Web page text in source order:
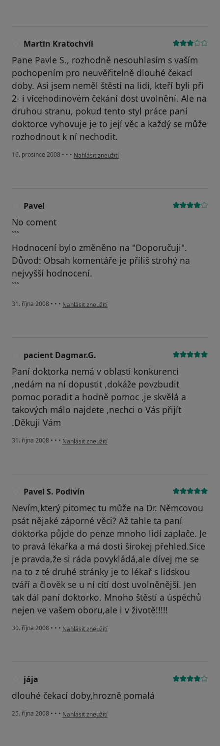
Martin Kratochvíl
Pane Pavle S., rozhodně nesouhlasím s vaším
pochopením pro neuvěřitelně dlouhé čekací
doby. Asi jsem neměl štěstí na lidi, kteří byli při
2- i vícehodinovém čekání dost uvolnění. Ale na
druhou stranu, pokud tento styl práce paní
doktorce vyhovuje je to její věc a každý se může
rozhodnout k ní nechodit.
16. prosince 2008 • • • podle názoru uživatele Martin Kratochvíl
Nahlásit zneužití
Pavel
No coment
```
Hodnocení bylo změněno na "Doporučuji".
Důvod: Obsah komentáře je příliš strohý na
nejvyšší hodnocení.
```
31. října 2008 • • • podle názoru uživatele Pavel
Nahlásit zneužití
pacient Dagmar.G.
Paní doktorka nemá v oblasti konkurenci
,nedám na ní dopustit ,dokáže povzbudit
pomoc poradit a hodně pomoc ,je skvělá a
takových málo najdete ,nechci o Vás přijít
.Děkuji Vám
31. října 2008 • • • podle názoru uživatele pacient Dagmar.G.
Nahlásit zneužití
Pavel S. Podivín
Nevím,který pitomec tu může na Dr. Němcovou
psát nějaké záporné věci? Až tahle ta paní
doktorka půjde do penze mnoho lidí zaplače. Je
to pravá lékařka a má dosti širokej přehled.Sice
je pravda,že si ráda povykládá,ale dívej me se
na to z té druhé stránky je to lékař s lidskou
tváří a člověk se u ní cítí dost uvolněnější. Jen
tak dál paní doktorko. Mnoho štěstí a úspěchů
nejen ve vašem oboru,ale i v životě!!!!!
30. října 2008 • • • podle názoru uživatele Pavel S. Podivín
Nahlásit zneužití
jája
dlouhé čekací doby,hrozně pomalá
25. října 2008 • • • podle názoru uživatele jája
Nahlásit zneužití